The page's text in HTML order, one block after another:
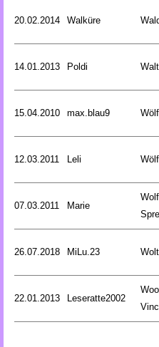
20.02.2014 Walküre
14.01.2013 Poldi
15.04.2010 max.blau9
12.03.2011 Leli
07.03.2011 Marie
26.07.2018 MiLu.23
22.01.2013 Leseratte2002